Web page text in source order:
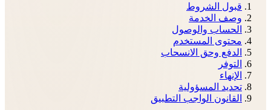
قبول الشروط
وصف الخدمة
الحساب والوصول
محتوى المستخدم
الدفع وحق الانسحاب
التوفر
الإنهاء
تحديد المسؤولية
القانون الواجب التطبيق